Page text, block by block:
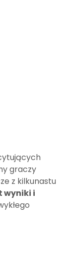
graczy
z kilkunastu
wyniki i